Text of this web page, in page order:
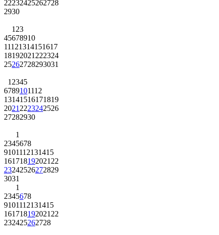
22232425262728
2930
1 23
45678910
11121314151617
18192021 222324
25262728293031
1 2345
6789101112
13141516171819
2021 2223242526
27282930
1
2345678
9101112131415
161718192021 22
23242526272829
3031
1
2345678
9101112131415
161718192021 22
232425262728